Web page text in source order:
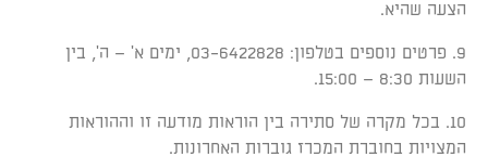
הצעה שהיא.
9. פרטים נוספים בטלפון: 03-6422828, ימים א' – ה', בין
השעות 8:30 – 15:00.
10. בכל מקרה של סתירה בין הוראות מודעה זו וההוראות
המצויות בחוברת המכרז גוברות האחרונות.